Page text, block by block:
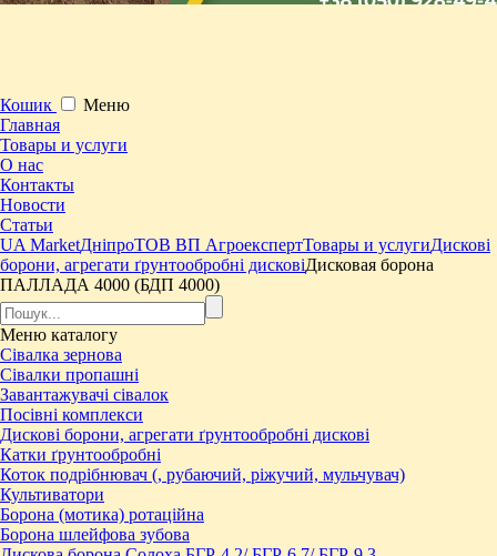
Кошик
Меню
Главная
Товары и услуги
О нас
Контакты
Новости
Статьи
UA MarketДніпроТОВ ВП АгроекспертТовары и услугиДискові
борони, агрегати ґрунтообробні дисковіДисковая борона
ПАЛЛАДА 4000 (БДП 4000)
Меню каталогу
Сівалка зернова
Сівалки пропашні
Завантажувачі сівалок
Посівні комплекси
Дискові борони, агрегати ґрунтообробні дискові
Катки ґрунтообробні
Коток подрібнювач (, рубаючий, ріжучий, мульчувач)
Культиватори
Борона (мотика) ротаційна
Борона шлейфова зубова